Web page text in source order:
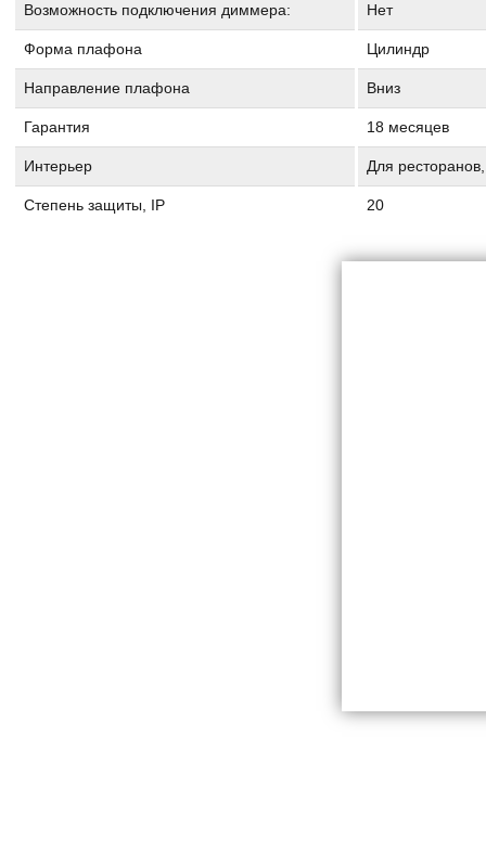
Возможность подключения диммера: Нет
Форма плафона Цилиндр
Направление плафона Вниз
Гарантия 18 месяцев
Интерьер Для
Степень защиты, IP 20